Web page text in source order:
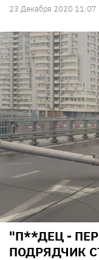
23 Декабря 2020 11:07
"П**ДЕЦ -
ПОДРЯДЧИК